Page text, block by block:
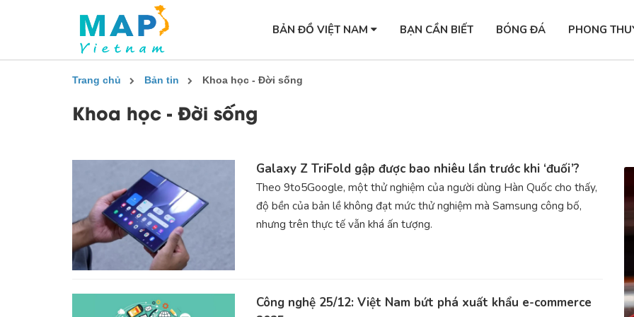
BẢN ĐỒ VIỆT NAM BẠN CẦN BIẾT BÓNG ĐÁ PHONG
Trang chủ Bản tin Khoa học - Đời sống
Khoa học - Đời sống
Galaxy Z TriFold gập được bao nhiêu lần trước khi ‘đuối’?
Theo 9to5Google, một thử nghiệm của người dùng Hàn Quốc cho thấy,
độ bền của bản lề không đạt mức thử nghiệm mà Samsung công bố,
nhưng trên thực tế vẫn khá ấn tượng.
Công nghệ 25/12: Việt Nam bứt phá xuất khẩu e-commerce